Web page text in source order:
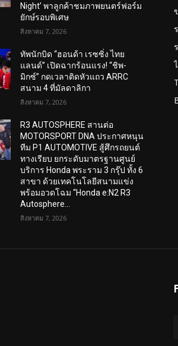
Night’ พาลูกค้าชมภาพยนตร์ฟอร์ม
ยักษ์รอบพิเศษ
สิงหาคม 7, 2026
ทัพนักบิด “ฮอนด้า เรซซิ่ง ไทย
แลนด์” เปิดฉากร้อนแรง! “ชิพ-
มิกซ์” กดเวลาติดหัวแถว ARRC
สนาม 4 ที่มัลดาลิกา
สิงหาคม 7, 2026
R3 AUTOSPHERE สานต่อ
MOTORSPORT DNA ประกาศหนุน
ทีม P1 AUTOMOTIVE สู้ศึกรถยนต์
ทางเรียบ ยกระดับมาตรฐานศูนย์
บริการ Honda พระราม 3 กรุ๊ป ทั้ง 6
สาขา ด้วยเทคโนโลยีสนามแข่ง
พร้อมอวดโฉม “Honda e:N2 R3
Autosphere...
สิงหาคม 7, 2026